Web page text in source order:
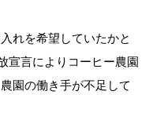
れを希望していたかと
宣言によりコーヒー農園
園の働き手が不足して